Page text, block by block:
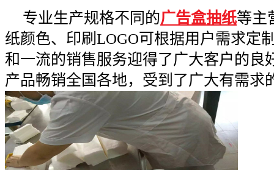
专业生产规格不同的广告盒抽纸等主
纸颜色、印刷 LOGO可根据用户需求定
和一流的销售服务迎得了广大客户的良
产品畅销全国各地，受到了广大有需求